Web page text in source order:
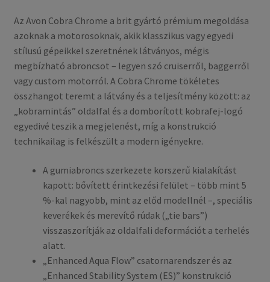
Az Avon Cobra Chrome a brit gyártó prémium megoldása
azoknak a motorosoknak, akik klasszikus vagy egyedi
stílusú gépeikkel szeretnének látványos, mégis
megbízható abroncsot – legyen szó cruiserről, baggerről
vagy custom motorról. A Cobra Chrome tökéletes
összhangot teremt a látvány és a teljesítmény között: az
„kobramintás” oldalfal és a domborított kobrafej-logó
egyedivé teszik a megjelenést, míg a konstrukció
technikailag is felkészült a modern igényekre.
A gumiabroncs szerkezete korszerű kialakítást
kapott: bővített érintkezési felület – több mint 5
%-kal nagyobb, mint az előd modellnél –, speciális
keverékek és merevítő rúdak („tie bars”)
visszaszorítják az oldalfali deformációt a terhelés
alatt.
„Enhanced Aqua Flow” csatornarendszer és az
„Enhanced Stability System (ES)” konstrukció